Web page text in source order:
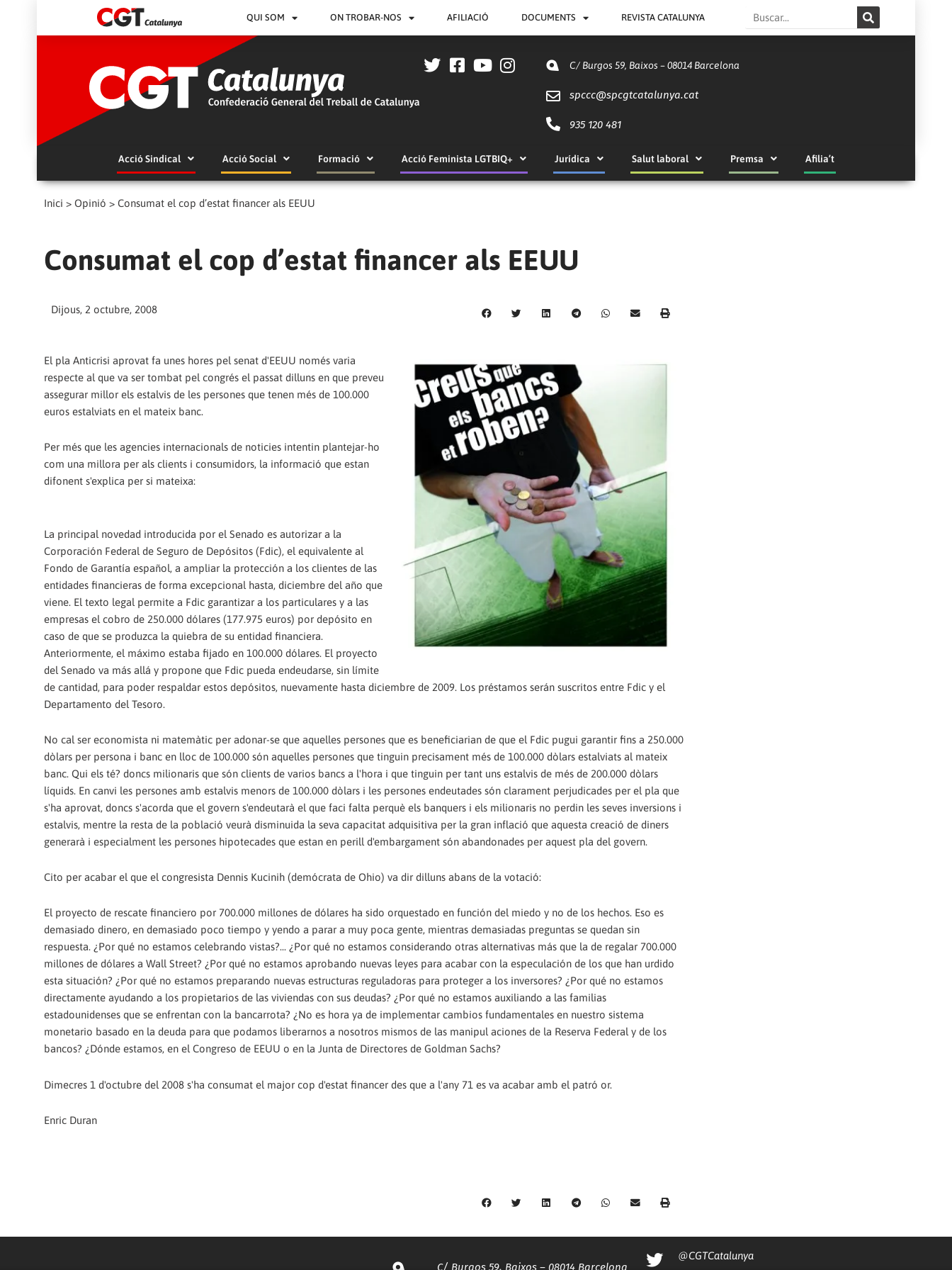
QUI SOM ON TROBAR-NOS AFILIACIÓ DOCUMENTS REVISTA CATALUNYA Search
C/ Burgos 59, Baixos – 08014 Barcelona
spccc@spcgtcatalunya.cat
935 120 481
Acció Sindical Acció Social Formació Acció Feminista LGTBIQ+ Jurídica Salut laboral Premsa Afilia’t
Inici > Opinió > Consumat el cop d’estat financer als EEUU
Consumat el cop d’estat financer als EEUU
Dijous, 2 octubre, 2008
El pla Anticrisi aprovat fa unes hores pel senat d'EEUU només varia
respecte al que va ser tombat pel congrés el passat dilluns en que preveu
assegurar millor els estalvis de les persones que tenen més de 100.000
euros estalviats en el mateix banc.
Per més que les agencies internacionals de noticies intentin plantejar-ho
com una millora per als clients i consumidors, la informació que estan
difonent s'explica per si mateixa:
La principal novedad introducida por el Senado es autorizar a la
Corporación Federal de Seguro de Depósitos (Fdic), el equivalente al
Fondo de Garantía español, a ampliar la protección a los clientes de las
entidades financieras de forma excepcional hasta, diciembre del año que
viene. El texto legal permite a Fdic garantizar a los particulares y a las
empresas el cobro de 250.000 dólares (177.975 euros) por depósito en
caso de que se produzca la quiebra de su entidad financiera.
Anteriormente, el máximo estaba fijado en 100.000 dólares. El proyecto
del Senado va más allá y propone que Fdic pueda endeudarse, sin límite
de cantidad, para poder respaldar estos depósitos, nuevamente hasta diciembre de 2009. Los préstamos serán suscritos entre Fdic y el
Departamento del Tesoro.
No cal ser economista ni matemàtic per adonar-se que aquelles persones que es beneficiarian de que el Fdic pugui garantir fins a 250.000
dòlars per persona i banc en lloc de 100.000 són aquelles persones que tinguin precisament més de 100.000 dòlars estalviats al mateix
banc. Qui els té? doncs milionaris que són clients de varios bancs a l'hora i que tinguin per tant uns estalvis de més de 200.000 dòlars
líquids. En canvi les persones amb estalvis menors de 100.000 dòlars i les persones endeutades són clarament perjudicades per el pla que
s'ha aprovat, doncs s'acorda que el govern s'endeutarà el que faci falta perquè els banquers i els milionaris no perdin les seves inversions i
estalvis, mentre la resta de la població veurà disminuida la seva capacitat adquisitiva per la gran inflació que aquesta creació de diners
generarà i especialment les persones hipotecades que estan en perill d'embargament són abandonades per aquest pla del govern.
Cito per acabar el que el congresista Dennis Kucinih (demócrata de Ohio) va dir dilluns abans de la votació:
El proyecto de rescate financiero por 700.000 millones de dólares ha sido orquestado en función del miedo y no de los hechos. Eso es
demasiado dinero, en demasiado poco tiempo y yendo a parar a muy poca gente, mientras demasiadas preguntas se quedan sin
respuesta. ¿Por qué no estamos celebrando vistas?... ¿Por qué no estamos considerando otras alternativas más que la de regalar 700.000
millones de dólares a Wall Street? ¿Por qué no estamos aprobando nuevas leyes para acabar con la especulación de los que han urdido
esta situación? ¿Por qué no estamos preparando nuevas estructuras reguladoras para proteger a los inversores? ¿Por qué no estamos
directamente ayudando a los propietarios de las viviendas con sus deudas? ¿Por qué no estamos auxiliando a las familias
estadounidenses que se enfrentan con la bancarrota? ¿No es hora ya de implementar cambios fundamentales en nuestro sistema
monetario basado en la deuda para que podamos liberarnos a nosotros mismos de las manipul aciones de la Reserva Federal y de los
bancos? ¿Dónde estamos, en el Congreso de EEUU o en la Junta de Directores de Goldman Sachs?
Dimecres 1 d'octubre del 2008 s'ha consumat el major cop d'estat financer des que a l'any 71 es va acabar amb el patró or.
Enric Duran
C/ Burgos 59, Baixos – 08014 Barcelona
@CGTCatalunya